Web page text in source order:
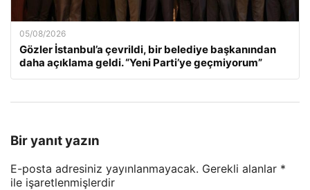
05/08/2026
Gözler İstanbul’a çevrildi, bir belediye başkanından
daha açıklama geldi. “Yeni Parti’ye geçmiyorum”
Bir yanıt yazın
E-posta adresiniz yayınlanmayacak. Gerekli alanlar *
ile işaretlenmişlerdir